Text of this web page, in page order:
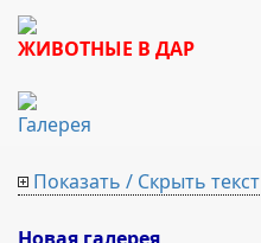
ЖИВОТНЫЕ В ДАР
Галерея
Показать / Скрыть текст